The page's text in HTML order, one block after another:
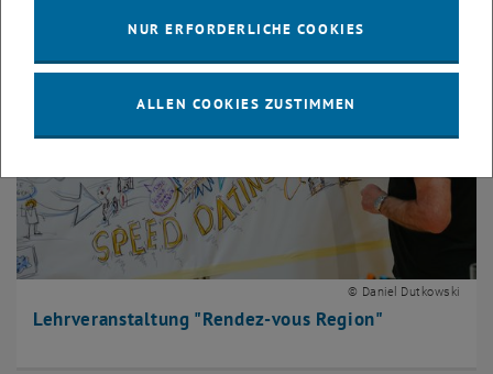
Lehrveranstaltung "Rendez-vous Region"
© Daniel Dutkowski
NUR ERFORDERLICHE COOKIES
ALLEN COOKIES ZUSTIMMEN